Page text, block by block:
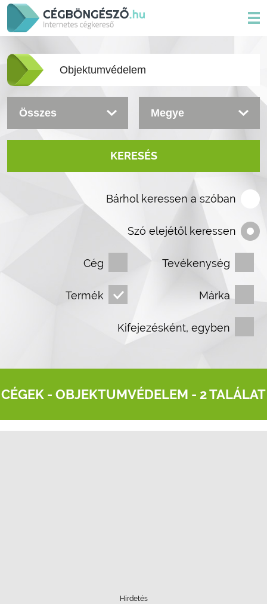
KERESÉS
Bárhol keressen a szóban
Szó elejétől keressen
Cég Tevékenység
Termék Márka
Kifejezésként, egyben
CÉGEK - OBJEKTUMVÉDELEM - 2 TALÁLAT
Hirdetés